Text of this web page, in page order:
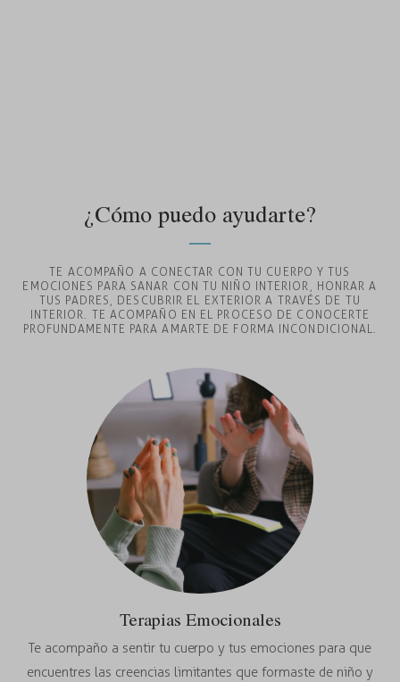
¿Cómo puedo ayudarte?
TE ACOMPAÑO A CONECTAR CON TU CUERPO Y TUS
EMOCIONES PARA SANAR CON TU NIÑO INTERIOR, HONRAR A
TUS PADRES, DESCUBRIR EL EXTERIOR A TRAVÉS DE TU
INTERIOR. TE ACOMPAÑO EN EL PROCESO DE CONOCERTE
PROFUNDAMENTE PARA AMARTE DE FORMA INCONDICIONAL.
Terapias Emocionales
Te acompaño a sentir tu cuerpo y tus emociones para que
encuentres las creencias limitantes que formaste de niño y